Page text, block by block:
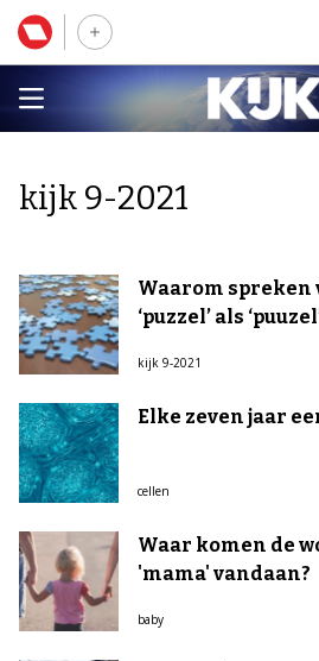
kijk 9-2021
Waarom spreken
‘puzzel’ als
kijk 9-2021
Elke zeven jaar
cellen
Waar komen de
'mama' vandaan?
baby